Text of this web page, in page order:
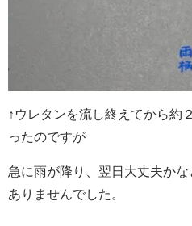
↑ウレタンを流し終えてから約
ったのですが
急に雨が降り、翌日大丈夫か
ありませんでした。